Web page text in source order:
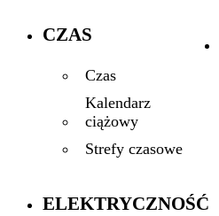
CZAS
Czas
Kalendarz
ciążowy
Strefy czasowe
ELEKTRYCZNOŚĆ